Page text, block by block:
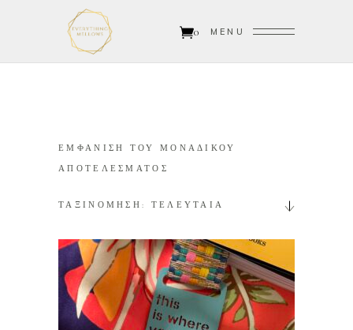
0 MENU
ΕΜΦΑΝΙΣΗ ΤΟΥ ΜΟΝΑΔΙΚΟΥ
ΑΠΟΤΕΛΕΣΜΑΤΟΣ
ΤΑΞΙΝΟΜΗΣΗ: ΤΕΛΕΥΤΑΙΑ